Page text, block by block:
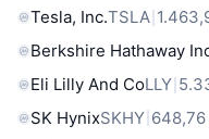
Tesla, Inc.TSLA
Berkshire Hathaway
Eli Lilly And CoLLY
SK HynixSKHY 648,76